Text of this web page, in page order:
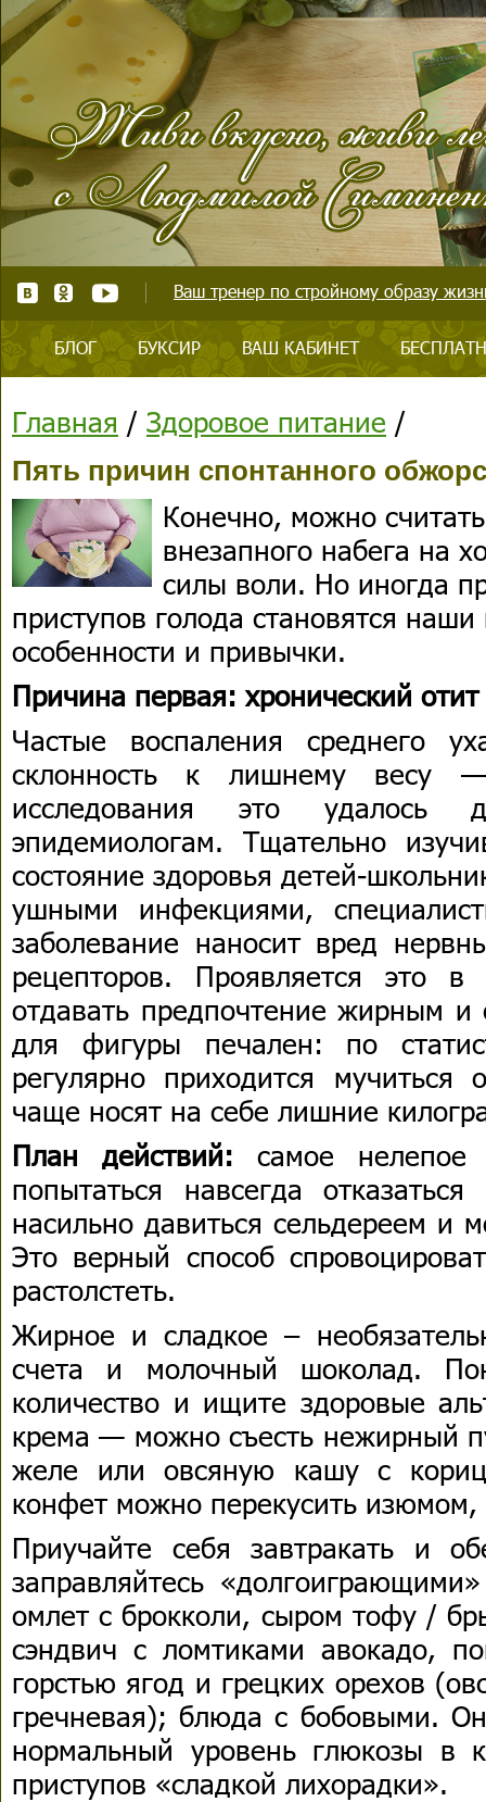
Ваш тренер по стройному образу
БЛОГ БУКСИР ВАШ КАБИНЕТ
Главная / Здоровое питание /
Пять причин спонтанного
Конечно, можно
внезапного набега на
силы воли. Но иногда
приступов голода становятся
особенности и привычки.
Причина первая: хронический отит
Частые воспаления среднего
склонность к лишнему весу
исследования это удалось
эпидемиологам. Тщательно
состояние здоровья детей-
ушными инфекциями,
заболевание наносит вред
рецепторов. Проявляется это
отдавать предпочтение жирным и
для фигуры печален: по
регулярно приходится
чаще носят на себе лишние
План действий: самое
попытаться навсегда
насильно давиться сельдереем и
Это верный способ
растолстеть.
Жирное и сладкое –
счета и молочный шоколад.
количество и ищите здоровые
крема — можно съесть нежирный
желе или овсяную кашу с
конфет можно перекусить
Приучайте себя завтракать и
заправляйтесь
омлет с брокколи, сыром тофу /
сэндвич с ломтиками авокадо,
горстью ягод и грецких орехов
гречневая); блюда с бобовыми.
нормальный уровень глюкозы в
приступов «сладкой лихорадки».